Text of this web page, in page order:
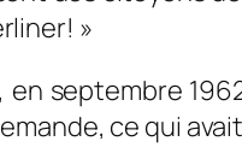
»
en septembre
ce qui